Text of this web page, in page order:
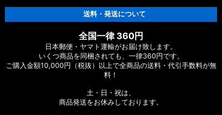
送料・発送について
全国一律 360円
日本郵便・ヤマト運輸がお届け致します。
いくつ商品を同梱されても、一律360円です。
ご購入金額10,000円（税抜）以上で全商品の送料・代引手数料が無
料！
土・日・祝は、
商品発送をお休みしております。